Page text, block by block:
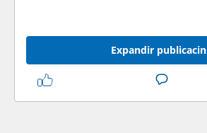
Expandir publicacin